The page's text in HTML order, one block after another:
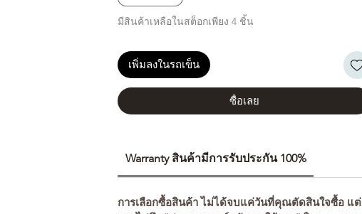
มีสินค้าเหลือในสต็อกเพียง 4 ชิ้น
เพิ่มลงในรถเข็น
ซื้อเลย
Warranty สินค้ามีการรับประกัน 100%
การเลือกซื้อสินค้า ไม่ได้จบแค่วันที่คุณตัดสินใจซื้อ แต่